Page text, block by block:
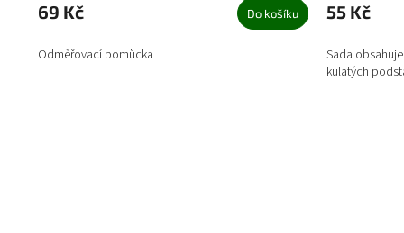
69 Kč Do košíku
Odměřovací pomůcka
55 Kč
Sada
kulatých